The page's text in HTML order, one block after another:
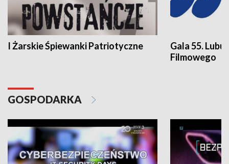
I Żarskie Śpiewanki Patriotyczne
Gala 55.
Filmowego
GOSPODARKA